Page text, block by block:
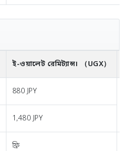
ই-ওয়ালেট রেমিট্যান্স। （UGX）
880 JPY
1,480 JPY
ফ্রি